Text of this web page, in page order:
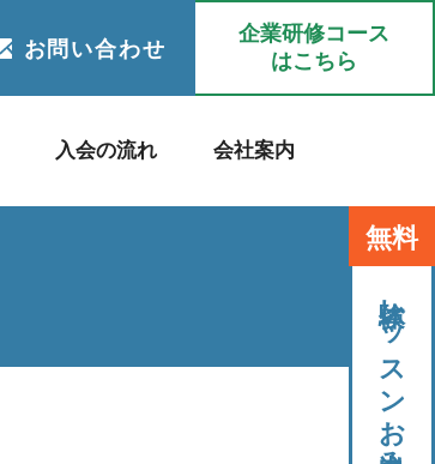
お問い合わせ
企業研修コース
はこちら
入会の流れ 会社案内
無料
体験レッスンお申込み